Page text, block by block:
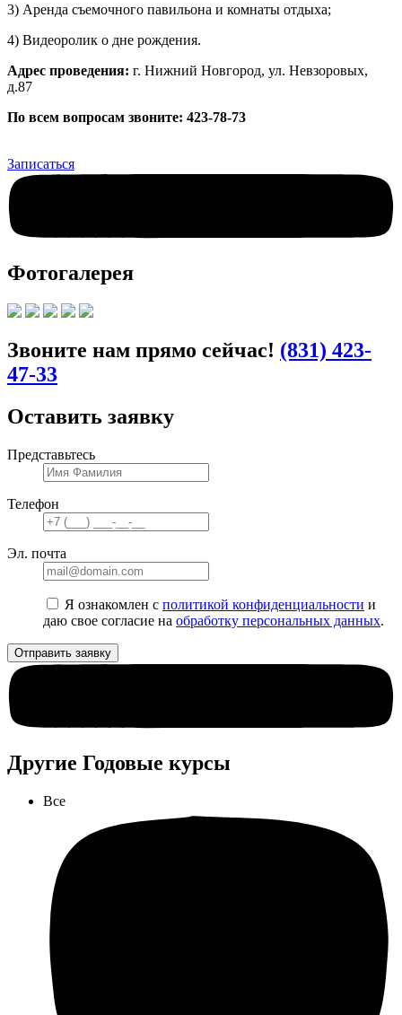
3) Аренда съемочного павильона и комнаты отдыха;
4) Видеоролик о дне рождения.
Адрес проведения: г. Нижний Новгород, ул. Невзоровых,
д.87
По всем вопросам звоните: 423-78-73
Записаться
Фотогалерея
Звоните нам прямо сейчас! (831) 423-
47-33
Оставить заявку
Представьтесь
Телефон
Эл. почта
Я ознакомлен с политикой конфиденциальности и
даю свое согласие на обработку персональных данных.
Другие Годовые курсы
Все